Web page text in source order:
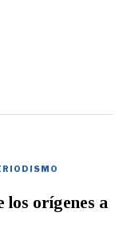
orígenes a